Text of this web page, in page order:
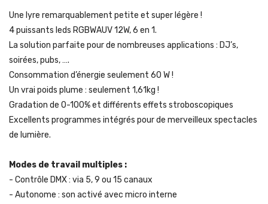
Une lyre remarquablement petite et super légère !
4 puissants leds RGBWAUV 12W, 6 en 1.
La solution parfaite pour de nombreuses applications : DJ’s,
soirées, pubs, ….
Consommation d’énergie seulement 60 W !
Un vrai poids plume : seulement 1,61kg !
Gradation de 0-100% et différents effets stroboscopiques
Excellents programmes intégrés pour de merveilleux spectacles
de lumière.
Modes de travail multiples :
- Contrôle DMX : via 5, 9 ou 15 canaux
- Autonome : son activé avec micro interne